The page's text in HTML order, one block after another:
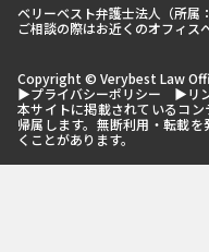
ベリーベスト弁護士法人（所属
ご相談の際はお近くのオフィス
Copyright © Verybest Law
▶プライバシーポリシー
▶リ
本サイトに掲載されているコ
帰属します。無断利用・転載
くことがあります。